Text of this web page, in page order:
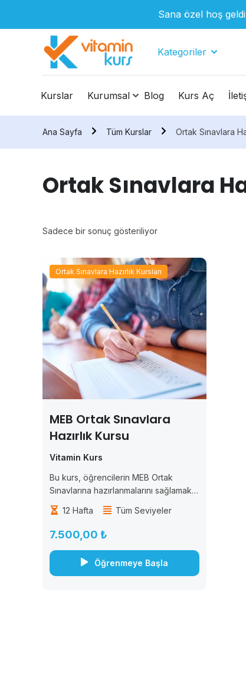
Sana özel hoş
Kategoriler
Kurslar Kurumsal Blog Kurs Aç
Ana Sayfa Tüm Kurslar Ortak Sınavlara
Ortak Sınavlara
Sadece bir sonuç gösteriliyor
Ortak Sınavlara Hazırlık Kursları
MEB Ortak Sınavlara
Hazırlık Kursu
Vitamin Kurs
Bu kurs, öğrencilerin MEB Ortak
Sınavlarına hazırlanmalarını sağlamak
ve sınavlarda başarılı olmalarını
sağlamak amacıyla tasarlanmıştır.
Türkçe, matematik, fen bilimleri ve
sosyal bilimler konularında
öğrencilerin bilgi düzeyini artırmak ve
sınav stratejilerini...
12 Hafta Tüm Seviyeler
7.500,00 ₺
Öğrenmeye Başla